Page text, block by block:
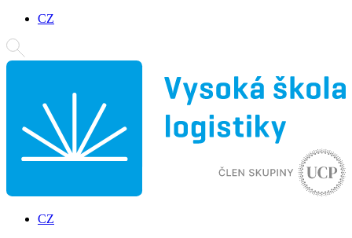
CZ
CZ